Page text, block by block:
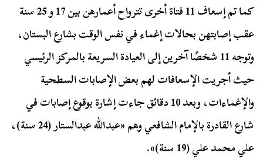
كما تم إسعاف 11 فتاة أخرى تترواح أعمارهن بين 17 و 25 سنة
عقب إصابتهن بحالات إغماء في نفس الوقت بشارع البستان،
وتوجه 11 شخصًا آخرين إلى العيادة السريعة بالمركز الرئيسي
حيث أجريت الإسعافات لهم بعض الإصابات السطحية
والإغماءات، وبعد 10 دقائق جاءت إشارة بوقوع إصابات في
شارع القادرة بالإمام الشافعي وهم «عبدالله عبدالستار (24 سنة)،
علي محمد علي (19 سنة)».